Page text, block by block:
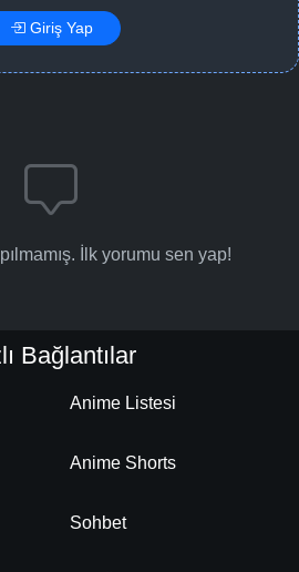
Giriş Yap
İlk yorumu sen yap!
Bağlantılar
Anime Listesi
Anime Shorts
Sohbet